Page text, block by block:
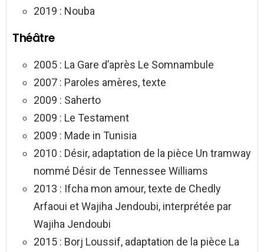
2019 : Nouba
Théâtre
2005 : La Gare d’après Le Somnambule
2007 : Paroles amères, texte
2009 : Saherto
2009 : Le Testament
2009 : Made in Tunisia
2010 : Désir, adaptation de la pièce Un tramway
nommé Désir de Tennessee Williams
2013 : Ifcha mon amour, texte de Chedly
Arfaoui et Wajiha Jendoubi, interprétée par
Wajiha Jendoubi
2015 : Borj Loussif, adaptation de la pièce La